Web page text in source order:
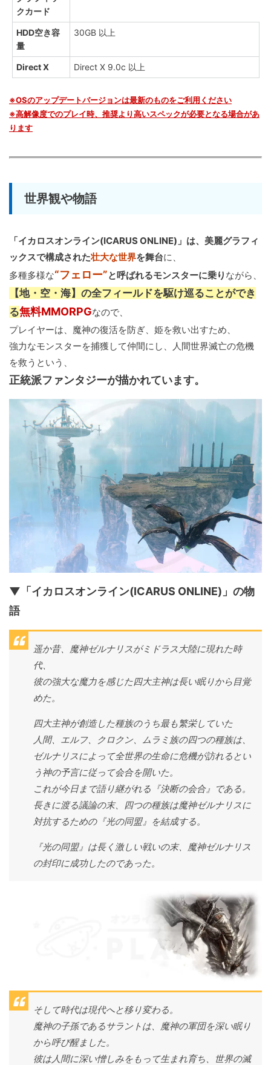
クカード
HDD空き容
量
30GB 以上
Direct X Direct X 9.0c 以上
※OSのアップデートバージョンは最新のものをご利用ください
※高解像度でのプレイ時、推奨より高いスペックが必要となる場合があ
ります
世界観や物語
「イカロスオンライン(ICARUS ONLINE)」は、美麗グラフィ
ックスで構成された壮大な世界を舞台に、
多種多様な“フェロー”と呼ばれるモンスターに乗り ながら、
【地・空・海】の全フィールドを駆け巡ることができ
る無料MMORPGなので、
プレイヤーは、魔神の復活を防ぎ、姫を救い出すため、
強力なモンスターを捕獲して仲間にし、人間世界滅亡の危機
を救うという、
正統派ファンタジーが描かれています。
▼「イカロスオンライン(ICARUS ONLINE)」の物
語
遥か昔、魔神ゼルナリスがミドラス大陸に現れた時
代、
彼の強大な魔力を感じた四大主神は長い眠りから目覚
めた。
四大主神が創造した種族のうち最も繁栄していた
人間、エルフ、クロクン、ムラミ族の四つの種族は、
ゼルナリスによって全世界の生命に危機が訪れるとい
う神の予言に従って会合を開いた。
これが今日まで語り継がれる『決断の会合』である。
長きに渡る議論の末、四つの種族は魔神ゼルナリスに
対抗するための『光の同盟』を結成する。
『光の同盟』は長く激しい戦いの末、魔神ゼルナリス
の封印に成功したのであった。
そして時代は現代へと移り変わる。
魔神の子孫であるサラントは、魔神の軍団を深い眠り
から呼び醒ました。
彼は人間に深い憎しみをもって生まれ育ち、世界の滅